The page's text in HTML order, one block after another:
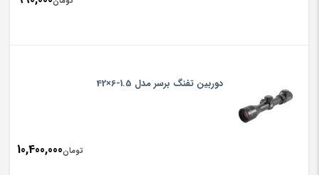
دوربین تفنگ برسر مدل 1.5-6×42
تومان10,400,000